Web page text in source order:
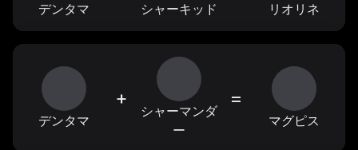
デンタマ シャーキッド リオリネ
デンタマ
+
シャーマンダ
ー
=
マグピス